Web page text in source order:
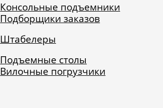
Консольные подъемники
Подборщики заказов
Штабелеры
Подъемные столы
Вилочные погрузчики